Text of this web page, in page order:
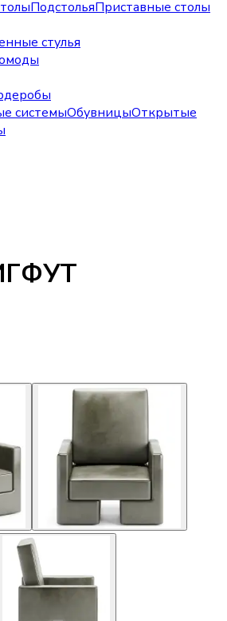
ПодстольяПриставные столы
стулья
системыОбувницыОткрытые